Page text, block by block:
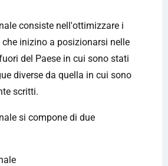
consiste nell'ottimizzare i
inizino a posizionarsi nelle
del Paese in cui sono stati
diverse da quella in cui sono
scritti.
si compone di due